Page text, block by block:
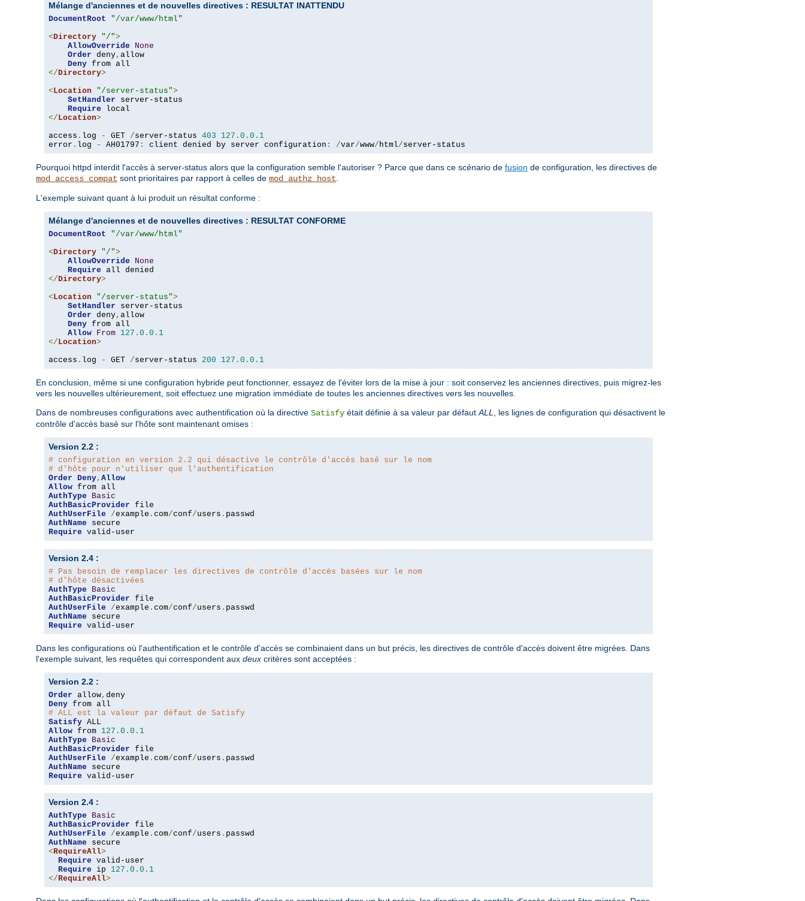
Mélange d'anciennes et de nouvelles directives : RESULTAT INATTENDU
DocumentRoot
"/var/www/html"
<Directory "/">
AllowOverride
None
Order deny, allow
Deny
</Directory>
<Location "/server-status">
SetHandler server-status
Require
</Location>
access . log - GET /server-status 403 127.0 . 0.1
error . log - AH01797 : client denied by server configuration : /var/www/html/server-status
Pourquoi httpd interdit l'accès à server-status alors que la configuration semble l'autoriser ? Parce que dans ce scénario de fusion de configuration, les directives de
mod_access_compat sont prioritaires par rapport à celles de mod_authz_host.
L'exemple suivant quant à lui produit un résultat conforme :
Mélange d'anciennes et de nouvelles directives : RESULTAT CONFORME
DocumentRoot
"/var/www/html"
<Directory "/">
AllowOverride
None
Require
</Directory>
<Location "/server-status">
SetHandler server-status
Order deny, allow
Deny from all
Allow From 127.0 . 0.1
</Location>
access . log - GET /server-status 200 127.0 . 0.1
En conclusion, même si une configuration hybride peut fonctionner, essayez de l'éviter lors de la mise à jour : soit conservez les anciennes directives, puis migrez-les
vers les nouvelles ultérieurement, soit effectuez une migration immédiate de toutes les anciennes directives vers les nouvelles.
Dans de nombreuses configurations avec authentification où la directive Satisfy était définie à sa valeur par défautALL, les lignes de configuration qui désactivent le
contrôle d'accès basé sur l'hôte sont maintenant omises :
Version 2.2 :
# configuration en version 2.2 qui désactive le contrôle d'accès basé sur le nom
# d'hôte pour n'utiliser que l'authentification
Order Deny, Allow
Allow
AuthType
Basic
AuthBasicProvider
AuthUserFile
/example . com/conf/users .
AuthName
Require valid-user
Version 2.4 :
# Pas besoin de remplacer les directives de contrôle d'accès basées sur le nom
# d'hôte désactivées
AuthType
Basic
AuthBasicProvider
AuthUserFile
/example . com/conf/users .
AuthName
Require valid-user
Dans les configurations où l'authentification et le contrôle d'accès se combinaient dans un but précis, les directives de contrôle d'accès doivent être migrées. Dans
l'exemple suivant, les requêtes qui correspondent aux deux critères sont acceptées :
Version 2.2 :
Order allow,
Deny
# ALL est la valeur par défaut de Satisfy
Satisfy
Allow from 127.0 . 0.1
AuthType
Basic
AuthBasicProvider
AuthUserFile
/example . com/conf/users .
AuthName
Require valid-user
Version 2.4 :
AuthType
Basic
AuthBasicProvider
AuthUserFile
/example . com/conf/users .
AuthName
<RequireAll>
Require valid-user
Require ip 127.0 . 0.1
</RequireAll>